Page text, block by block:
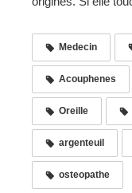
Medecin
Acouphenes
Oreille
argenteuil
osteopathe